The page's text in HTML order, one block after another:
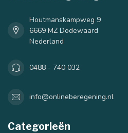
Houtmanskampweg 9
6669 MZ Dodewaard
Nederland
0488 - 740 032
info@onlineberegening.nl
Categorieën